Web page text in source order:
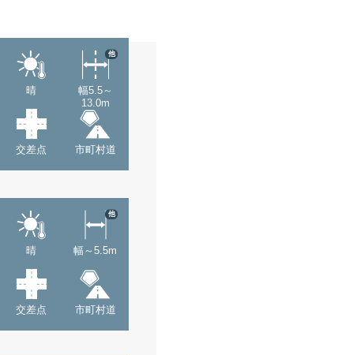
晴
幅5.5～
13.0m
他
交差点 市町村道
晴 幅～5.5m
他
交差点 市町村道